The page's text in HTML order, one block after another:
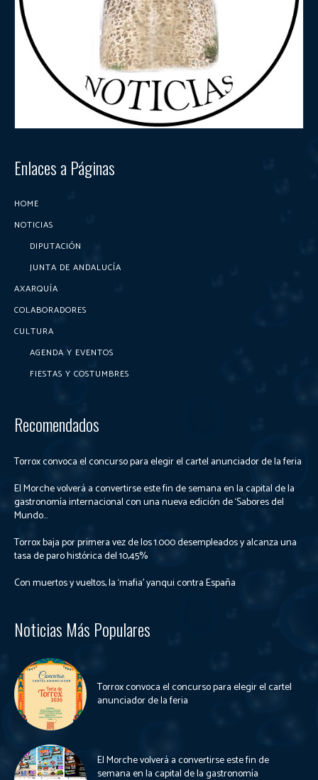
Enlaces a Páginas
HOME
NOTICIAS
DIPUTACIÓN
JUNTA DE ANDALUCÍA
AXARQUÍA
COLABORADORES
CULTURA
AGENDA Y EVENTOS
FIESTAS Y COSTUMBRES
Recomendados
Torrox convoca el concurso para elegir el cartel anunciador de la feria
El Morche volverá a convertirse este fin de semana en la capital de la
gastronomía internacional con una nueva edición de ‘Sabores del
Mundo...
Torrox baja por primera vez de los 1.000 desempleados y alcanza una
tasa de paro histórica del 10,45%
Con muertos y vueltos, la ‘mafia’ yanqui contra España
Noticias Más Populares
Torrox convoca el concurso para elegir el cartel
anunciador de la feria
El Morche volverá a convertirse este fin de
semana en la capital de la gastronomía